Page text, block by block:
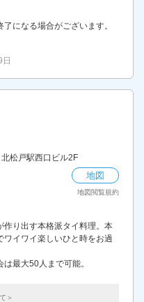
になる場合がございます。
松戸駅西口ビル2F
地図
地図閲覧規約
作り出す本格派タイ料理。本
イワイ楽しいひと時をお過
最大50人まで可能。
＞